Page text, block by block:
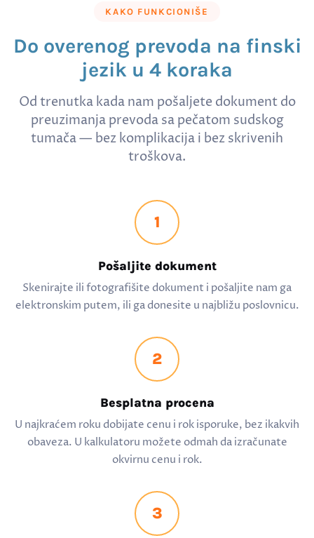
KAKO FUNKCIONIŠE
Do overenog prevoda na finski
jezik u 4 koraka
Od trenutka kada nam pošaljete dokument do
preuzimanja prevoda sa pečatom sudskog
tumača — bez komplikacija i bez skrivenih
troškova.
1
Pošaljite dokument
Skenirajte ili fotografišite dokument i pošaljite nam ga
elektronskim putem, ili ga donesite u najbližu poslovnicu.
2
Besplatna procena
U najkraćem roku dobijate cenu i rok isporuke, bez ikakvih
obaveza. U kalkulatoru možete odmah da izračunate
okvirnu cenu i rok.
3